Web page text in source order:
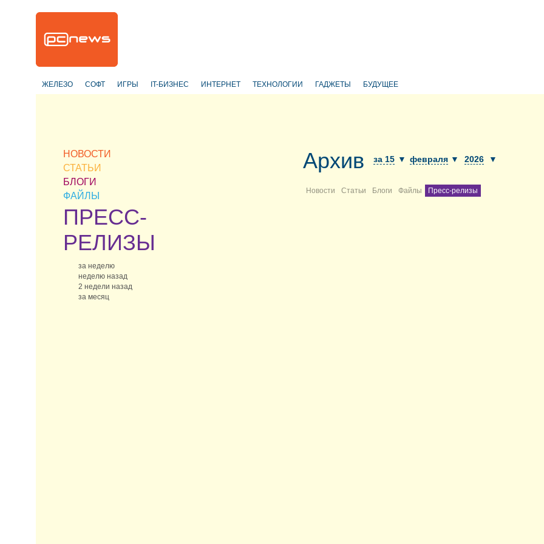
ЖЕЛЕЗО СОФТ ИГРЫ IT-БИЗНЕС ИНТЕРНЕТ ТЕХНОЛОГИИ ГАДЖЕТЫ БУДУЩЕЕ
НОВОСТИ
СТАТЬИ
БЛОГИ
ФАЙЛЫ
ПРЕСС-
РЕЛИЗЫ
за неделю
неделю назад
2 недели назад
за месяц
Архив за 15 ▼ февраля ▼ 2026 ▼
Новости Статьи Блоги Файлы Пресс-релизы